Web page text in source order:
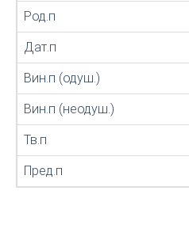
Род.п
Дат.п
Вин.п (одуш.)
Вин.п (неодуш.)
Тв.п
Пред.п